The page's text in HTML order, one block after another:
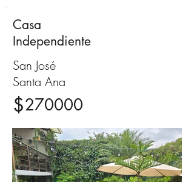
Casa
Independiente
San José
Santa Ana
$270000